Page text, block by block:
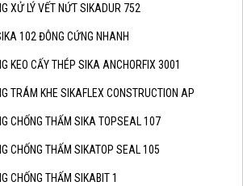
XỬ LÝ VẾT NỨT SIKADUR 752
102 ĐÔNG CỨNG NHANH
KEO CẤY THÉP SIKA ANCHORFIX 3001
TRÁM KHE SIKAFLEX CONSTRUCTION AP
CHỐNG THẤM SIKA TOPSEAL 107
CHỐNG THẤM SIKATOP SEAL 105
CHỐNG THẤM SIKABIT 1